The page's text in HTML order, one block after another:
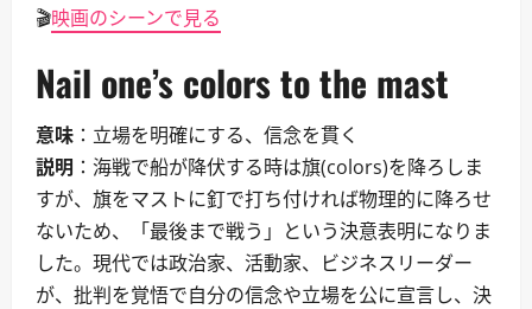
🎬映画のシーンで見る
Nail one’s colors to the mast
意味 ：立場を明確にする、信念を貫く
説明 ：海戦で船が降伏する時は旗(colors)を降ろしま
すが、旗をマストに釘で打ち付ければ物理的に降ろせ
ないため、「最後まで戦う」という決意表明になりま
した。現代では政治家、活動家、ビジネスリーダー
が、批判を覚悟で自分の信念や立場を公に宣言し、決